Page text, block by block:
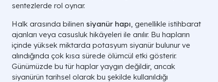
sentezlerde rol oynar.
Halk arasında bilinen siyanür hapı, genellikle istihbarat
ajanları veya casusluk hikâyeleri ile anılır. Bu hapların
içinde yüksek miktarda potasyum siyanür bulunur ve
alındığında çok kısa sürede ölümcül etki gösterir.
Günümüzde bu tür haplar yaygın değildir, ancak
siyanürün tarihsel olarak bu şekilde kullanıldığı